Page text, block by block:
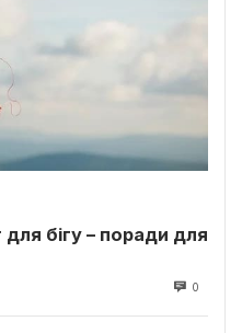
для бігу – поради для
0